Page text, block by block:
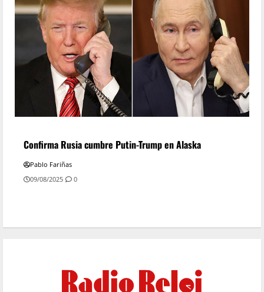
Confirma Rusia cumbre Putin-Trump en Alaska
Pablo Fariñas
09/08/2025
0